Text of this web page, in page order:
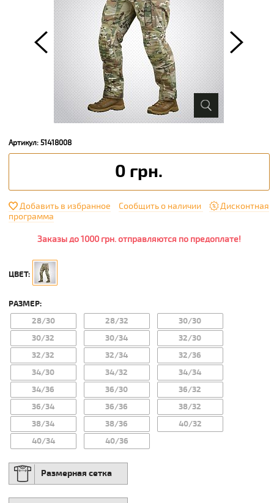
Артикул: 51418008
0 грн.
Добавить в избранное Сообщить о наличии
Дисконтная
программа
Заказы до 1000 грн. отправляются по предоплате!
ЦВЕТ:
РАЗМЕР:
28/30
28/32
30/30
30/32
30/34
32/30
32/32
32/34
32/36
34/30
34/32
34/34
34/36
36/30
36/32
36/34
36/36
38/32
38/34
38/36
40/32
40/34
40/36
Размерная сетка